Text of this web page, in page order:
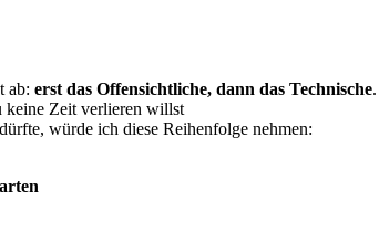
ab: erst das Offensichtliche, dann das Technische.
keine Zeit verlieren willst
würde ich diese Reihenfolge nehmen: